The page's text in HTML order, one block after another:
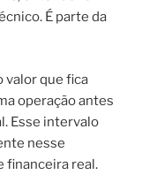
É parte da
valor que fica
operação antes
Esse intervalo
nesse
financeira real.